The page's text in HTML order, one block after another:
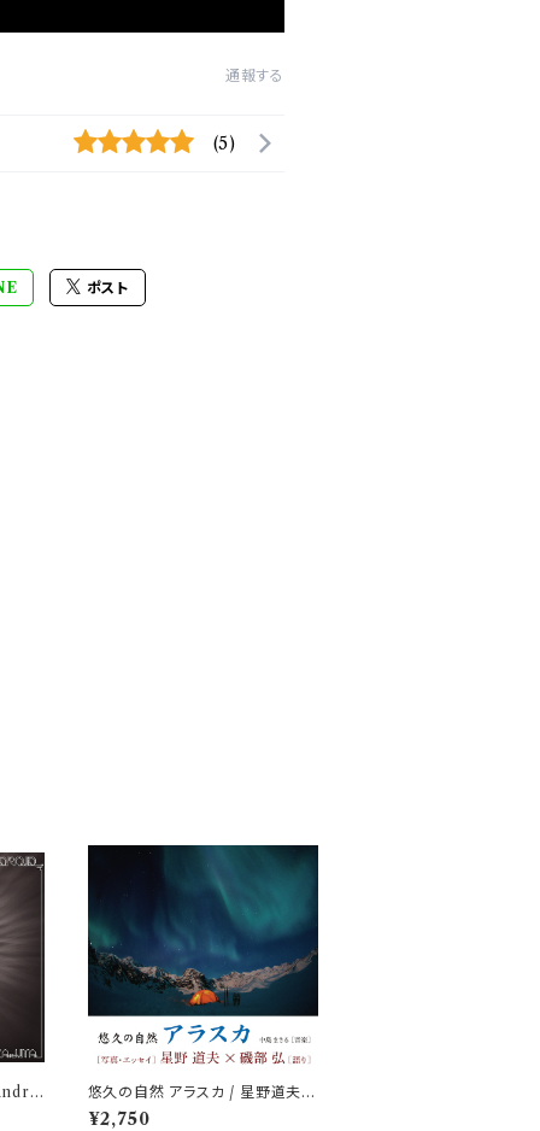
通報する
(5)
ポスト
悠久の自然 アラスカ / 星野道夫 ×
磯部弘
¥2,750